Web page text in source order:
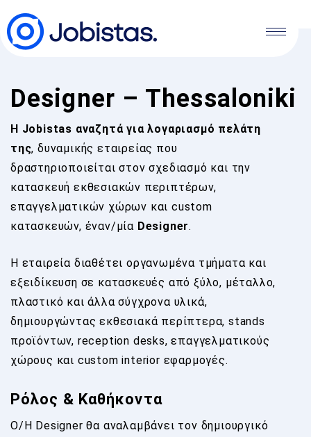
Designer – Thessaloniki
Η Jobistas αναζητά για λογαριασμό πελάτη
της, δυναμικής εταιρείας που
δραστηριοποιείται στον σχεδιασμό και την
κατασκευή εκθεσιακών περιπτέρων,
επαγγελματικών χώρων και custom
κατασκευών, έναν/μία Designer.
Η εταιρεία διαθέτει οργανωμένα τμήματα και
εξειδίκευση σε κατασκευές από ξύλο, μέταλλο,
πλαστικό και άλλα σύγχρονα υλικά,
δημιουργώντας εκθεσιακά περίπτερα, stands
προϊόντων, reception desks, επαγγελματικούς
χώρους και custom interior εφαρμογές.
Ρόλος & Καθήκοντα
Ο/Η Designer θα αναλαμβάνει τον δημιουργικό